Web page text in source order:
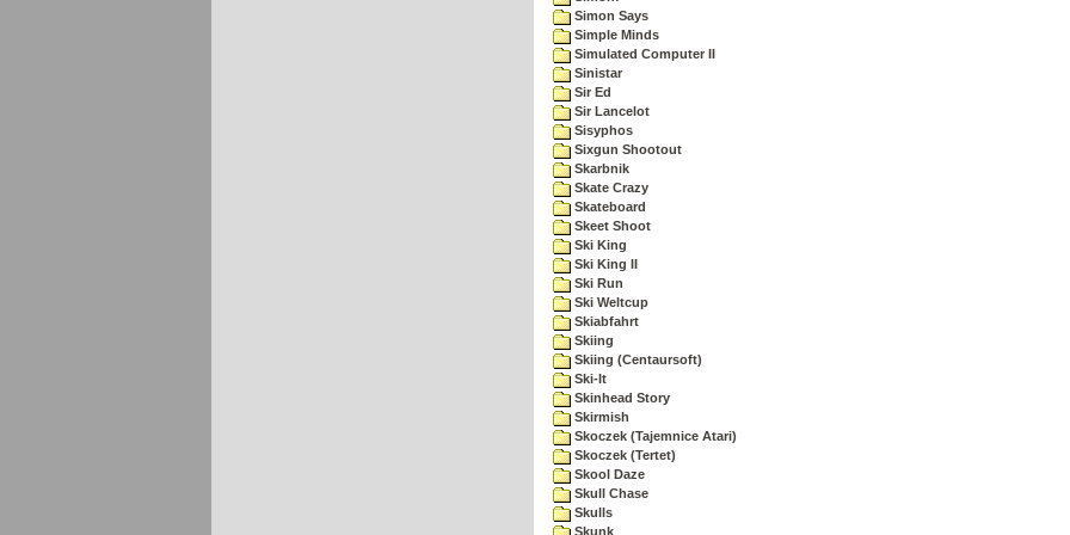
Simon Says
Simple Minds
Simulated Computer II
Sinistar
Sir Ed
Sir Lancelot
Sisyphos
Sixgun Shootout
Skarbnik
Skate Crazy
Skateboard
Skeet Shoot
Ski King
Ski King II
Ski Run
Ski Weltcup
Skiabfahrt
Skiing
Skiing (Centaursoft)
Ski-It
Skinhead Story
Skirmish
Skoczek (Tajemnice Atari)
Skoczek (Tertet)
Skool Daze
Skull Chase
Skulls
Skunk